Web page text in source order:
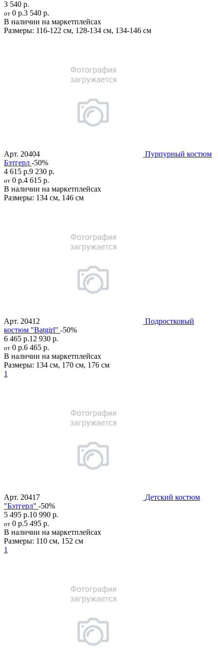
3 540 р.
от 0 р.3 540 р.
В наличии на маркетплейсах
Размеры: 116-122 см, 128-134 см, 134-146 см
Арт. 20404
Пурпурный костюм
Бэтгерл -50%
4 615 р.9 230 р.
от 0 р.4 615 р.
В наличии на маркетплейсах
Размеры: 134 см, 146 см
Арт. 20412
Подростковый
костюм "Batgirl" -50%
6 465 р.12 930 р.
от 0 р.6 465 р.
В наличии на маркетплейсах
Размеры: 134 см, 170 см, 176 см
1
Арт. 20417
Детский костюм
"Бэтгерл" -50%
5 495 р.10 990 р.
от 0 р.5 495 р.
В наличии на маркетплейсах
Размеры: 110 см, 152 см
1